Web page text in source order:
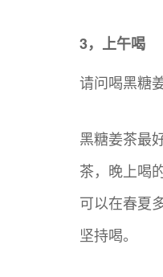
3，上午喝
请问喝黑糖
黑糖姜茶最
茶，晚上喝
可以在春夏
坚持喝。